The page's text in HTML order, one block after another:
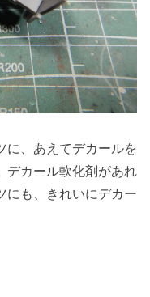
に、あえてデカールを
デカール軟化剤があれ
にも、きれいにデカー